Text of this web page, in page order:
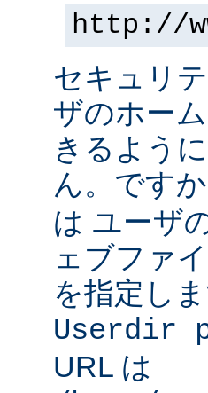
http://
セキュリ
ザのホー
きるよう
ん。です
は ユーザ
ェブファ
を指定し
Userdir
URL は